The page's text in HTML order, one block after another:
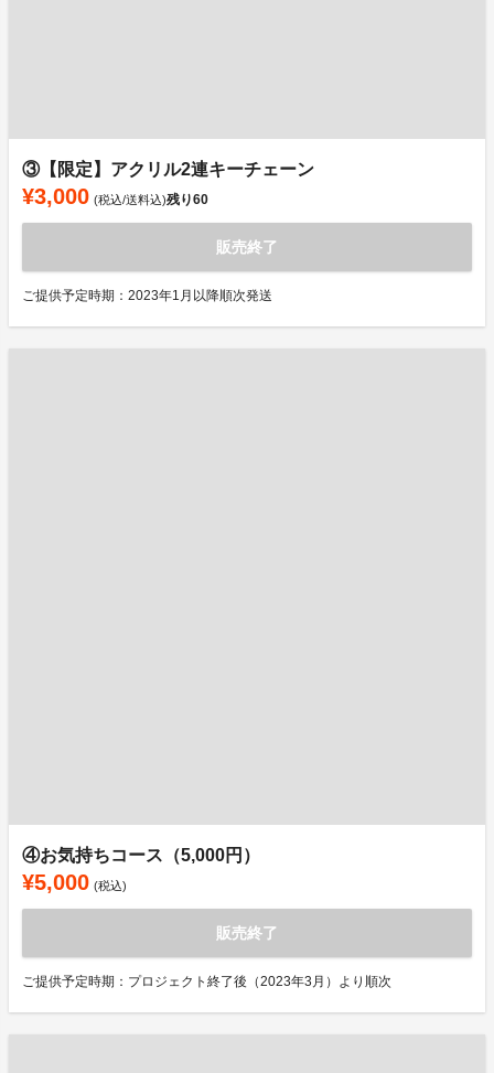
③【限定】アクリル2連キーチェーン
¥3,000 (税込/送料込)残り60
販売終了
ご提供予定時期：2023年1月以降順次発送
④お気持ちコース（5,000円）
¥5,000 (税込)
販売終了
ご提供予定時期：プロジェクト終了後（2023年3月）より順次